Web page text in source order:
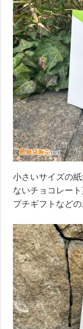
小さいサイズの
ないチョコレー
プチギフトなど